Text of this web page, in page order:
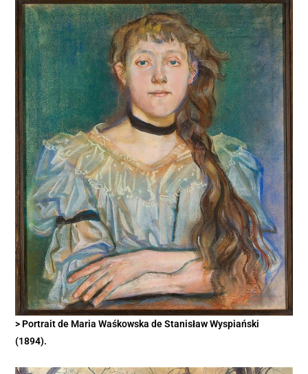
> Portrait de Maria Waśkowska de Stanisław Wyspiański
(1894).